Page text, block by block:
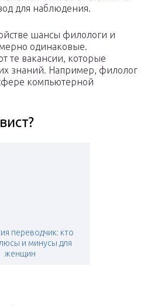
для наблюдения.
шансы филологи и
одинаковые.
те вакансии, которые
знаний. Например, филолог
компьютерной
переводчик: кто
и минусы для
женщин